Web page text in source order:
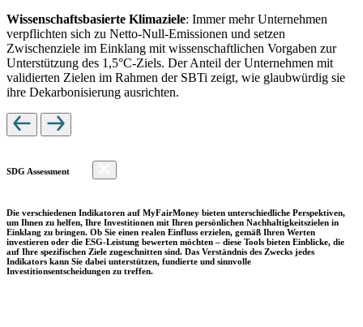
Wissenschaftsbasierte Klimaziele: Immer mehr Unternehmen
verpflichten sich zu Netto-Null-Emissionen und setzen
Zwischenziele im Einklang mit wissenschaftlichen Vorgaben zur
Unterstützung des 1,5°C-Ziels. Der Anteil der Unternehmen mit
validierten Zielen im Rahmen der SBTi zeigt, wie glaubwürdig sie
ihre Dekarbonisierung ausrichten.
SDG Assessment
Die verschiedenen Indikatoren auf MyFairMoney bieten unterschiedliche Perspektiven,
um Ihnen zu helfen, Ihre Investitionen mit Ihren persönlichen Nachhaltigkeitszielen in
Einklang zu bringen. Ob Sie einen realen Einfluss erzielen, gemäß Ihren Werten
investieren oder die ESG-Leistung bewerten möchten – diese Tools bieten Einblicke, die
auf Ihre spezifischen Ziele zugeschnitten sind. Das Verständnis des Zwecks jedes
Indikators kann Sie dabei unterstützen, fundierte und sinnvolle
Investitionsentscheidungen zu treffen.